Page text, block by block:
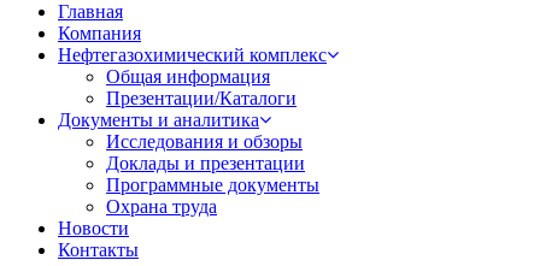
Главная
Компания
Нефтегазохимический комплекс
Общая информация
Презентации/Каталоги
Документы и аналитика
Исследования и обзоры
Доклады и презентации
Программные документы
Охрана труда
Новости
Контакты